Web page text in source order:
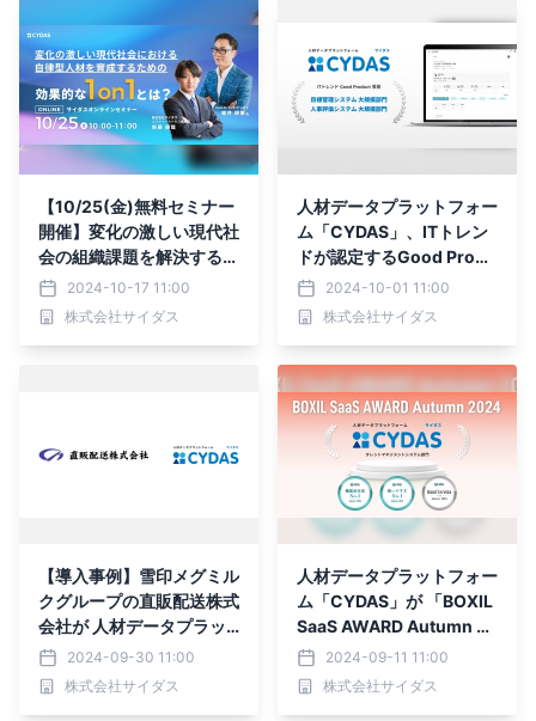
【10/25(金)無料セミナー
開催】変化の激しい現代社
会の組織課題を解決する鍵
は「1on1」！自律型人材
を育成するための効果的な
アプローチとは？
2024-10-17 11:00
株式会社サイダス
人材データプラットフォー
ム「CYDAS」、ITトレン
ドが認定するGood Produ
ctバッジを2部門で受賞
2024-10-01 11:00
株式会社サイダス
【導入事例】雪印メグミル
クグループの直販配送株式
会社が 人材データプラッ
トフォーム「CYDAS」を
採用
2024-09-30 11:00
株式会社サイダス
人材データプラットフォー
ム「CYDAS」が 「BOXIL
SaaS AWARD Autumn 2
024」 タレントマネジメ
ントシステム部門で「Go
od Service」 ほか2つのN
2024-09-11 11:00
株式会社サイダス